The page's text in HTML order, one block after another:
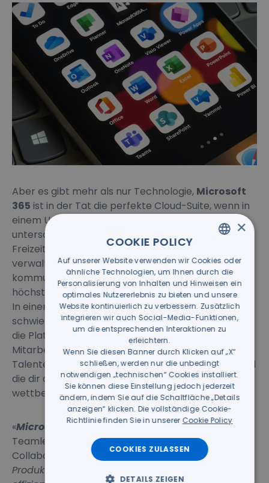
Aber es gibt mehr als nur Technologie, Microsoft
365 ist in der Tat die perfekte Cloud-Suite, wenn in
einem Unternehmen neue Generationen mit völlig
unterschiedlichen Arbeitsanforderungen auftreten:
Freizeit verwalten, Arbeitslasten in völliger Freiheit
verwalten und unabhängig vom „Wo“, digital
kommunizieren mit einer Benutzererfahrung auf
höchstem Niveau.
In einem Moment, in dem Fachkenntnisse immer
schwieriger zu finden sind, istMicrosoft 365daher
die Plattform, die es dir ermöglicht, deinen
Mitarbeitern besser zu helfen, aber auch neue
Talente anzuziehen. Die Talente, die alle suchen und
die dir die Möglichkeit geben, deine Organisation
wettbewerbsfähiger zu machen.
«Microsoft 365– erzählt unser Mirco Balboni,
Teamleiter Unified Communications &
Collaboration -
ist die Cloud-Plattform für die
Produktivität, die alles beinhaltet, was du für eine
ITALIAN
GERMAN
×
COOKIE POLICY
Auf unserer Website verwenden wir Cookies oder
ähnliche Technologien, um Ihnen durch die
Personalisierung von Inhalten und Hinweisen ein
optimales Nutzererlebnis zu bieten und unsere
Website kontinuierlich zu verbessern. Zusätzlich
integrieren wir auch Social-Media-Funktionen,
um die entsprechenden Interaktionen zu
erleichtern.
Wenn Sie diesen Banner durch Klicken auf „X“
schließen, werden nur die unbedingt
notwendigen „technischen“ Cookies installiert.
Sie können diese Einstellung jedoch jederzeit
ändern, indem Sie auf die Schaltfläche „Details
anzeigen“ klicken. Die vollständige Cookie-
Richtlinie finden Sie in unserer Cookie Policy
COOKIES ZULASSEN
DETAILS ZEIGEN